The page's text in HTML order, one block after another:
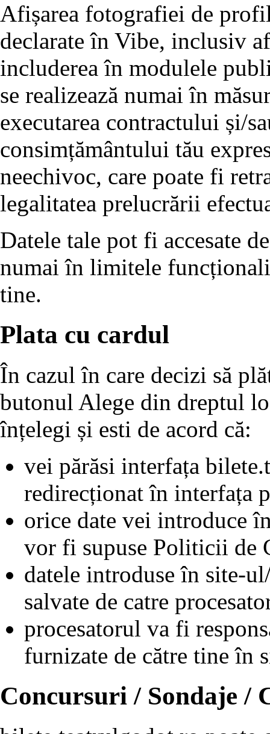
Afișarea fotografiei de
declarate în Vibe, inclusiv
includerea în modulele
se realizează numai în
executarea contractului și/
consimțământului tău
neechivoc, care poate fi
legalitatea prelucrării
Datele tale pot fi accesate
numai în limitele
tine.
Plata cu cardul
În cazul în care decizi să
butonul Alege din dreptul
înțelegi și esti de acord că:
vei părăsi interfața
redirecționat în interfața
orice date vei introduce
vor fi supuse Politicii de
datele introduse în site-
salvate de catre
procesatorul va fi
furnizate de către tine în
Concursuri / Sondaje /